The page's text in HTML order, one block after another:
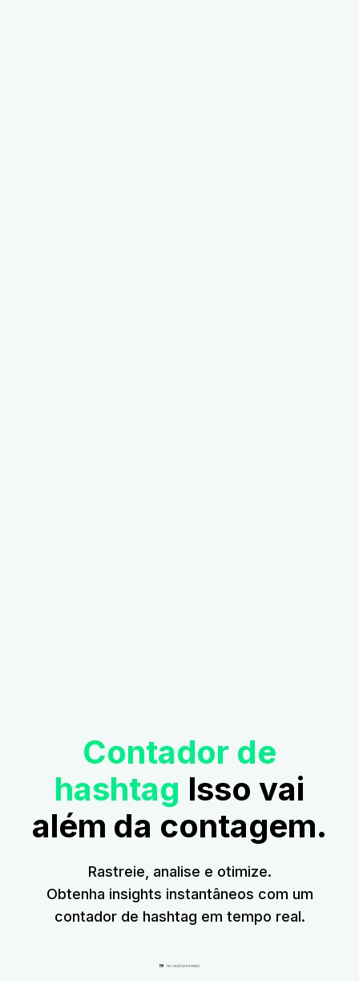
Contador de
hashtag Isso vai
além da contagem.
Rastreie, analise e otimize.
Obtenha insights instantâneos com um
contador de hashtag em tempo real.